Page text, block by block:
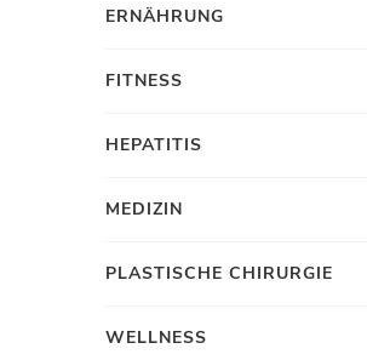
ERNÄHRUNG
FITNESS
HEPATITIS
MEDIZIN
PLASTISCHE CHIRURGIE
WELLNESS